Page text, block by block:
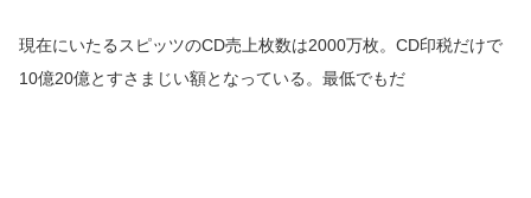
現在にいたるスピッツのCD売上枚数は2000万枚。CD印税だけで
10億20億とすさまじい額となっている。最低でもだ